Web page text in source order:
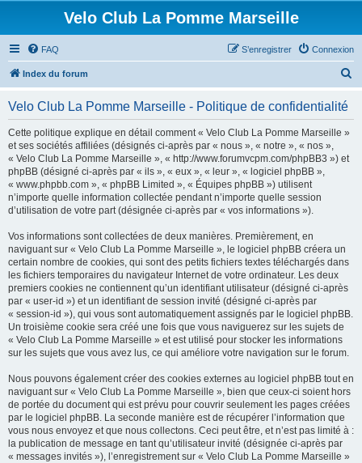
Velo Club La Pomme Marseille
FAQ Connexion
S’enregistrer
Index du forum
Velo Club La Pomme Marseille - Politique de confidentialité
Cette politique explique en détail comment « Velo Club La Pomme Marseille »
et ses sociétés affiliées (désignés ci-après par « nous », « notre », « nos »,
« Velo Club La Pomme Marseille », « http://www.forumvcpm.com/phpBB3 ») et
phpBB (désigné ci-après par « ils », « eux », « leur », « logiciel phpBB »,
« www.phpbb.com », « phpBB Limited », « Équipes phpBB ») utilisent
n’importe quelle information collectée pendant n’importe quelle session
d’utilisation de votre part (désignée ci-après par « vos informations »).
Vos informations sont collectées de deux manières. Premièrement, en
naviguant sur « Velo Club La Pomme Marseille », le logiciel phpBB créera un
certain nombre de cookies, qui sont des petits fichiers textes téléchargés dans
les fichiers temporaires du navigateur Internet de votre ordinateur. Les deux
premiers cookies ne contiennent qu’un identifiant utilisateur (désigné ci-après
par « user-id ») et un identifiant de session invité (désigné ci-après par
« session-id »), qui vous sont automatiquement assignés par le logiciel phpBB.
Un troisième cookie sera créé une fois que vous naviguerez sur les sujets de
« Velo Club La Pomme Marseille » et est utilisé pour stocker les informations
sur les sujets que vous avez lus, ce qui améliore votre navigation sur le forum.
Nous pouvons également créer des cookies externes au logiciel phpBB tout en
naviguant sur « Velo Club La Pomme Marseille », bien que ceux-ci soient hors
de portée du document qui est prévu pour couvrir seulement les pages créées
par le logiciel phpBB. La seconde manière est de récupérer l’information que
vous nous envoyez et que nous collectons. Ceci peut être, et n’est pas limité à :
la publication de message en tant qu’utilisateur invité (désignée ci-après par
« messages invités »), l’enregistrement sur « Velo Club La Pomme Marseille »